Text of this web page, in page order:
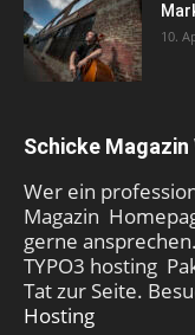
10.
Schicke
Wer ein
Magazin
gerne
TYPO3 hosting
Tat zur Seite.
Hosting